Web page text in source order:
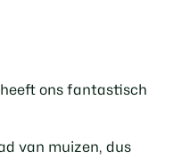
ons fantastisch
van muizen, dus